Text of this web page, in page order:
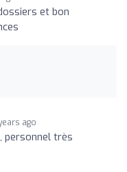
et bon
ago
personnel très